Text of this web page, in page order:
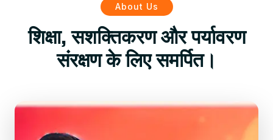
About Us
शिक्षा, सशक्तिकरण और पर्यावरण
संरक्षण के लिए समर्पित।